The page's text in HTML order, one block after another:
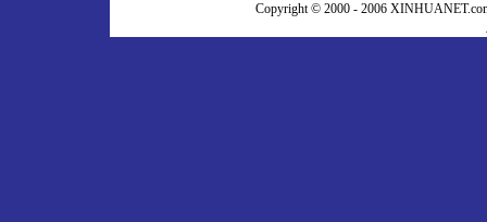
Copyright © 2000 - 2006